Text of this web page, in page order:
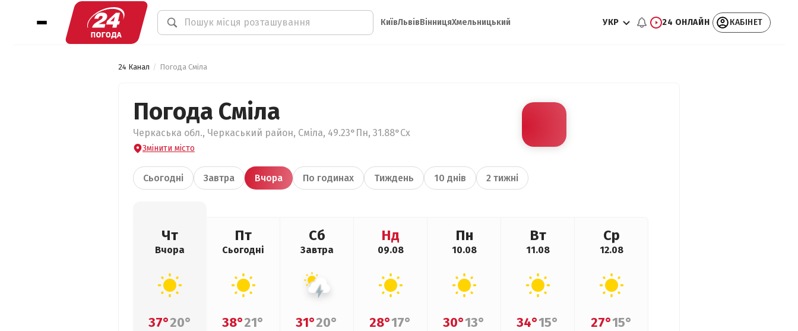
КиївЛьвівВінницяХмельницький УКР 24 ОНЛАЙН КАБІНЕТ
24 Канал Погода Сміла
Погода Сміла
Черкаська обл., Черкаський район, Сміла, 49.23°Пн, 31.88°Сх
Змінити місто
Сьогодні Завтра Вчора По годинах Тиждень 10 днів 2 тижні
Чт
Вчора
37°20°
Пт
Сьогодні
38°21°
Сб
Завтра
31°20°
Нд
09.08
28°17°
Пн
10.08
30°13°
Вт
11.08
34°15°
Ср
12.08
27°15°